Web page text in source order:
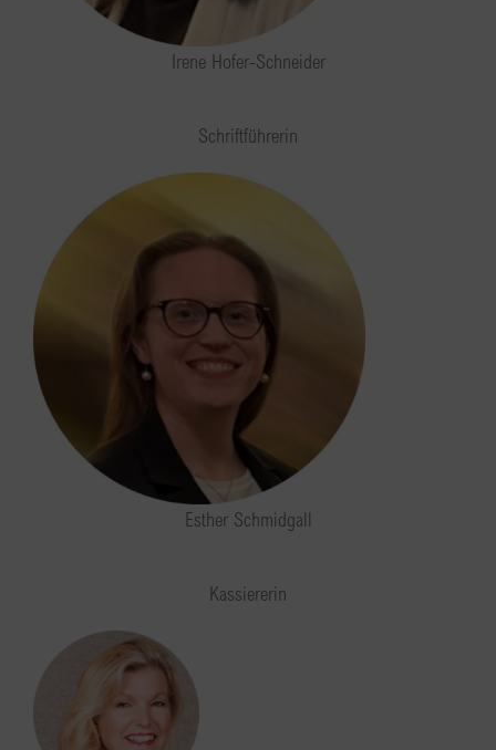
Irene Hofer-Schneider
Schriftführerin
Esther Schmidgall
Kassiererin